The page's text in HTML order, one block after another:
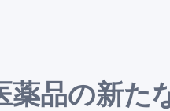
薬品の新た